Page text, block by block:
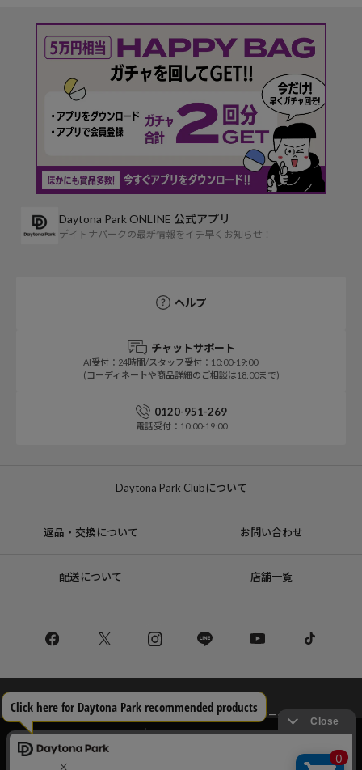
Daytona Park ONLINE 公式アプリ
デイトナパークの最新情報をイチ早くお知らせ！
ヘルプ
チャットサポート
AI受付：24時間/スタッフ受付：10:00-19:00
(コーディネートや商品詳細のご相談は18:00まで)
0120-951-269
電話受付：10:00-19:00
Daytona Park Clubについて
返品・交換について お問い合わせ
配送について 店舗一覧
コーポレートサイト リクルート
サステナブルマークについて
プライバシーポリシー
特定商取引法・古物営業法に基づく表記
当サイトでは利用体験の向上およびコンテンツの最適な提供、トラフィック
の分析を目的としてCookieを使用しています。